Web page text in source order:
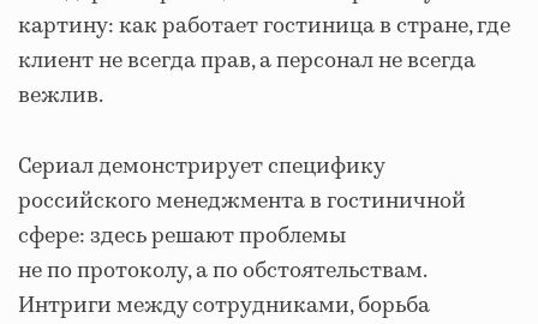
картину: как работает гостиница в стране, где
клиент не всегда прав, а персонал не всегда
вежлив.
Сериал демонстрирует специфику
российского менеджмента в гостиничной
сфере: здесь решают проблемы
не по протоколу, а по обстоятельствам.
Интриги между сотрудниками, борьба